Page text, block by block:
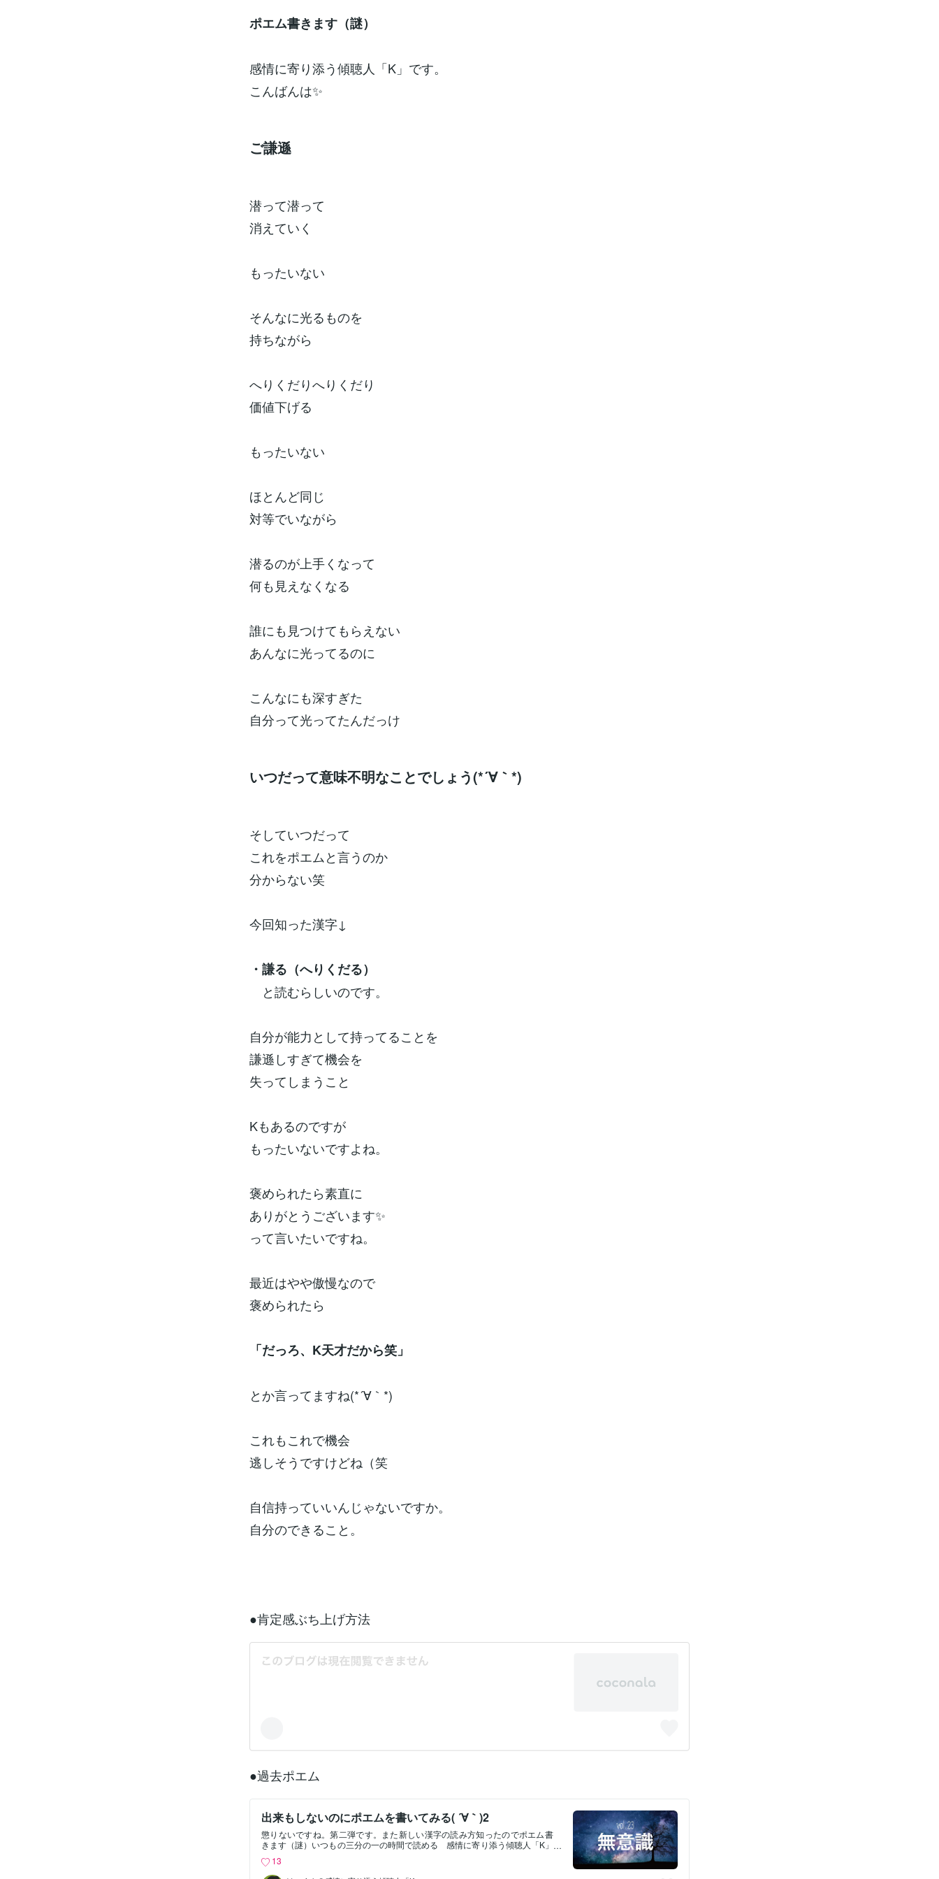
ポエム書きます（謎）
感情に寄り添う傾聴人「K」です。
こんばんは✨
ご謙遜
潜って潜って
消えていく
もったいない
そんなに光るものを
持ちながら
へりくだりへりくだり
価値下げる
もったいない
ほとんど同じ
対等でいながら
潜るのが上手くなって
何も見えなくなる
誰にも見つけてもらえない
あんなに光ってるのに
こんなにも深すぎた
自分って光ってたんだっけ
いつだって意味不明なことでしょう(*´∀｀*)
そしていつだって
これをポエムと言うのか
分からない笑
今回知った漢字↓
・謙る（へりくだる）
と読むらしいのです。
自分が能力として持ってることを
謙遜しすぎて機会を
失ってしまうこと
Kもあるのですが
もったいないですよね。
褒められたら素直に
ありがとうございます✨
って言いたいですね。
最近はやや傲慢なので
褒められたら
「だっろ、K天才だから笑」
とか言ってますね(*´∀｀*)
これもこれで機会
逃しそうですけどね（笑
自信持っていいんじゃないですか。
自分のできること。
●肯定感ぶち上げ方法
●過去ポエム
出来もしないのにポエムを書いてみる( ´∀｀)2
懲りないですね。第二弾です。また新しい漢字の読み方知ったのでポエム書
きます（謎）いつもの三分の一の時間で読める 感情に寄り添う傾聴人「K」
運動を放棄する望むのは命令なくも手動き意志かたぶく無意識の中に居る君
が動かす君の脳謎が謎をよんで謎ですよね( ´∀｀)【捗る】って 手が歩くと
13